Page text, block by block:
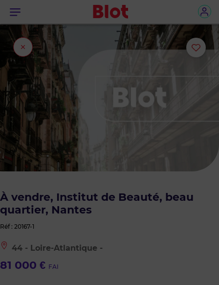
Menu
Fermer
l'onglet
des
À vendre, Institut de Beauté, beau
quartier, Nantes
Réf : 20167-1
81 000 € FAI
Le
bien
est
situé
44 - Loire-Atlantique -